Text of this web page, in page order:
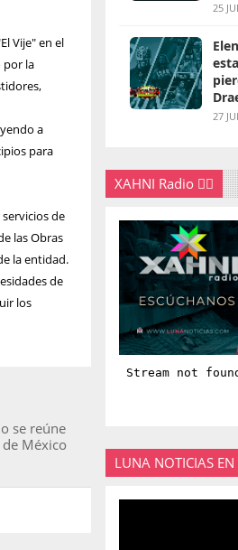
Vije" en el
por la
a
para
de
las Obras
la entidad.
de
los
se reúne
México
25
27
XAHNI Radio 👇🏽
LUNA NOTICIAS